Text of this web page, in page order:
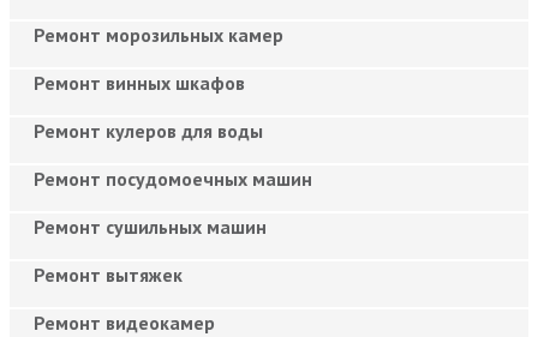
Ремонт морозильных камер
Ремонт винных шкафов
Ремонт кулеров для воды
Ремонт посудомоечных машин
Ремонт сушильных машин
Ремонт вытяжек
Ремонт видеокамер